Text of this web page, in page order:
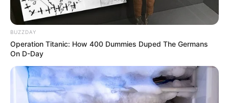
10 Desain Kanopi Tempat
Tidur, Serasa Beristirahat di
Kamar Raja
BUZZDAY
Operation Titanic: How 400 Dummies Duped The Germans
On D-Day